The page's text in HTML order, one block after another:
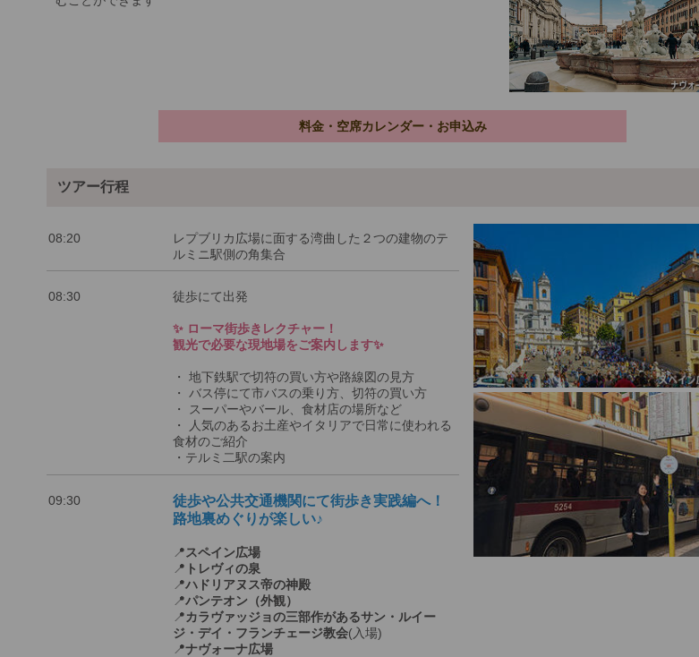
料金・空席カレンダー・お申込み
ツアー行程
08:20
レプブリカ広場に面する湾曲した２つの建物のテ
ルミニ駅側の角集合
08:30 徒歩にて出発
✨ ローマ街歩きレクチャー！
観光で必要な現地場をご案内します✨
・ 地下鉄駅で切符の買い方や路線図の見方
・ バス停にて市バスの乗り方、切符の買い方
・ スーパーやバール、食材店の場所など
・ 人気のあるお土産やイタリアで日常に使われる
食材のご紹介
・テルミ二駅の案内
09:30
徒歩や公共交通機関にて街歩き実践編へ！
路地裏めぐりが楽しい♪
📍スペイン広場
📍 トレヴィの泉
📍ハドリアヌス帝の神殿
📍パンテオン（外観）
📍カラヴァッジョの三部作があるサン・ルイー
ジ・デイ・フランチェージ教会(入場)
📍ナヴォーナ広場